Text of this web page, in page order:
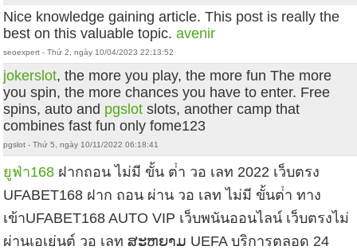
Nice knowledge gaining article. This post is really the
best on this valuable topic.avenir
seoexpert - Thứ 2, ngày 10/04/2023 22:13:52
jokerslot, the more you play, the more fun The more
you spin, the more chances you have to enter. Free
spins, auto and pgslot slots, another camp that
combines fast fun only fome123
pgslot - Thứ 5, ngày 10/11/2022 06:18:41
ยูฟ่า168 ฝากถอน ไม่มี ขั้น ต่ํา วอ เลท 2022 เว็บตรง
UFABET168 ฝาก ถอน ผ่าน วอ เลท ไม่มี ขั้นต่ํา ทาง
เข้าUFABET168 AUTO VIP เว็บพนันออนไลน์ เว็บตรงไม่
ผ่านเอเย่นต์ วอ เลท ສະຫຍາມ UEFA บริการตลอด 24